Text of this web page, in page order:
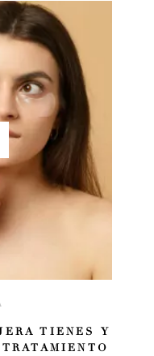
TIENES Y